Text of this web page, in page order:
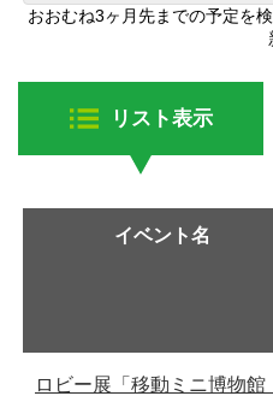
おおむね3ヶ月先までの予定を
リスト表示
イベント名
ロビー展「移動ミニ博物